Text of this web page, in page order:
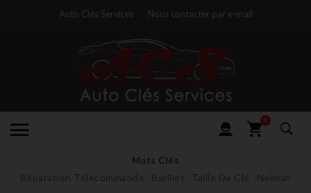
Auto Clés Services Nous contacter par e-mail
0
Mots Clés
Réparation Télecommande Barillet Taille De Clé
Neiman